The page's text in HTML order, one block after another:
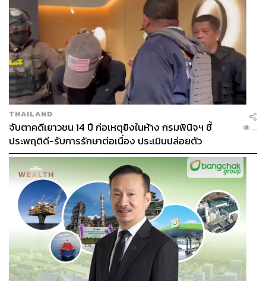
THAILAND
จับตาคดีเยาวชน 14 ปี ก่อเหตุยิงในห้าง กรมพินิจฯ ชี้
ประพฤติดี-รับการรักษาต่อเนื่อง ประเมินปล่อยตัว
...